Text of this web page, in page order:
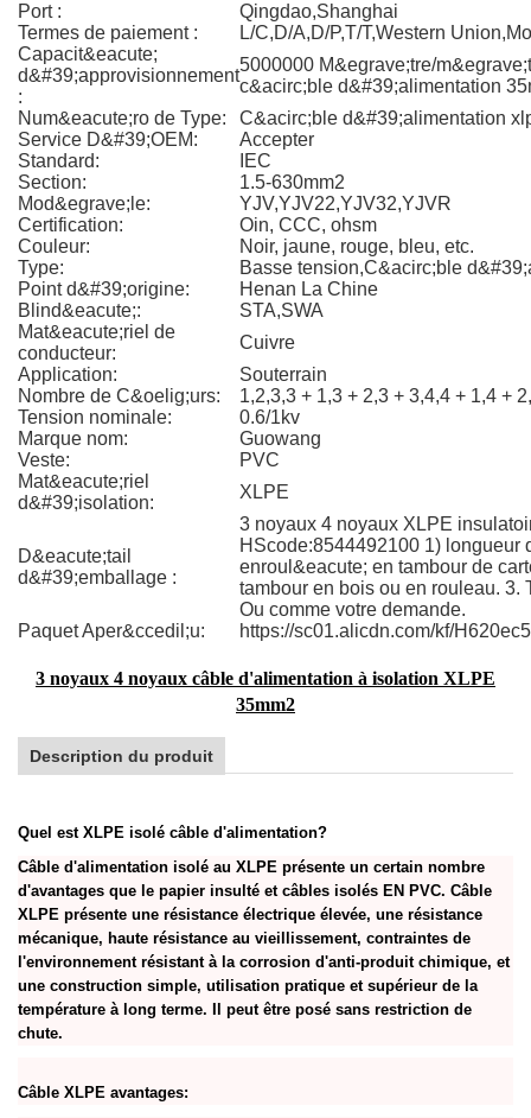
Port :
Qingdao,Shanghai
Termes de paiement :
L/C,D/A,D/P,T/T,Western
Capacit&eacute;
d&#39;approvisionnement
:
5000000 M&egrave;tre/
c&acirc;ble d&#39;alimentation
Num&eacute;ro de Type:
C&acirc;ble d&#39;alimentation
Service D&#39;OEM:
Accepter
Standard:
IEC
Section:
1.5-630mm2
Mod&egrave;le:
YJV,YJV22,YJV32,YJVR
Certification:
Oin, CCC, ohsm
Couleur:
Noir, jaune, rouge, bleu, etc.
Type:
Basse tension,C&acirc;ble
Point d&#39;origine:
Henan La Chine
Blind&eacute;:
STA,SWA
Mat&eacute;riel de
conducteur:
Cuivre
Application:
Souterrain
Nombre de C&oelig;urs:
1,2,3,3 + 1,3 + 2,3 + 3,4,4 + 1,4 +
Tension nominale:
0.6/1kv
Marque nom:
Guowang
Veste:
PVC
Mat&eacute;riel
d&#39;isolation:
XLPE
D&eacute;tail
d&#39;emballage :
3 noyaux 4 noyaux XLPE
HScode:8544492100 1) longueur
enroul&eacute; en tambour de
tambour en bois ou en rouleau. 3.
Ou comme votre demande.
Paquet Aper&ccedil;u:
https://sc01.alicdn.com/kf/
3 noyaux 4 noyaux câble d'alimentation à isolation XLPE
35mm2
Description du produit
Quel est XLPE isolé câble d'alimentation?
Câble d'alimentation isolé au XLPE présente un certain nombre
d'avantages que le papier insulté et câbles isolés EN PVC. Câble
XLPE présente une résistance électrique élevée, une résistance
mécanique, haute résistance au vieillissement, contraintes de
l'environnement résistant à la corrosion d'anti-produit chimique, et
une construction simple, utilisation pratique et supérieur de la
température à long terme. Il peut être posé sans restriction de
chute.
Câble XLPE avantages: